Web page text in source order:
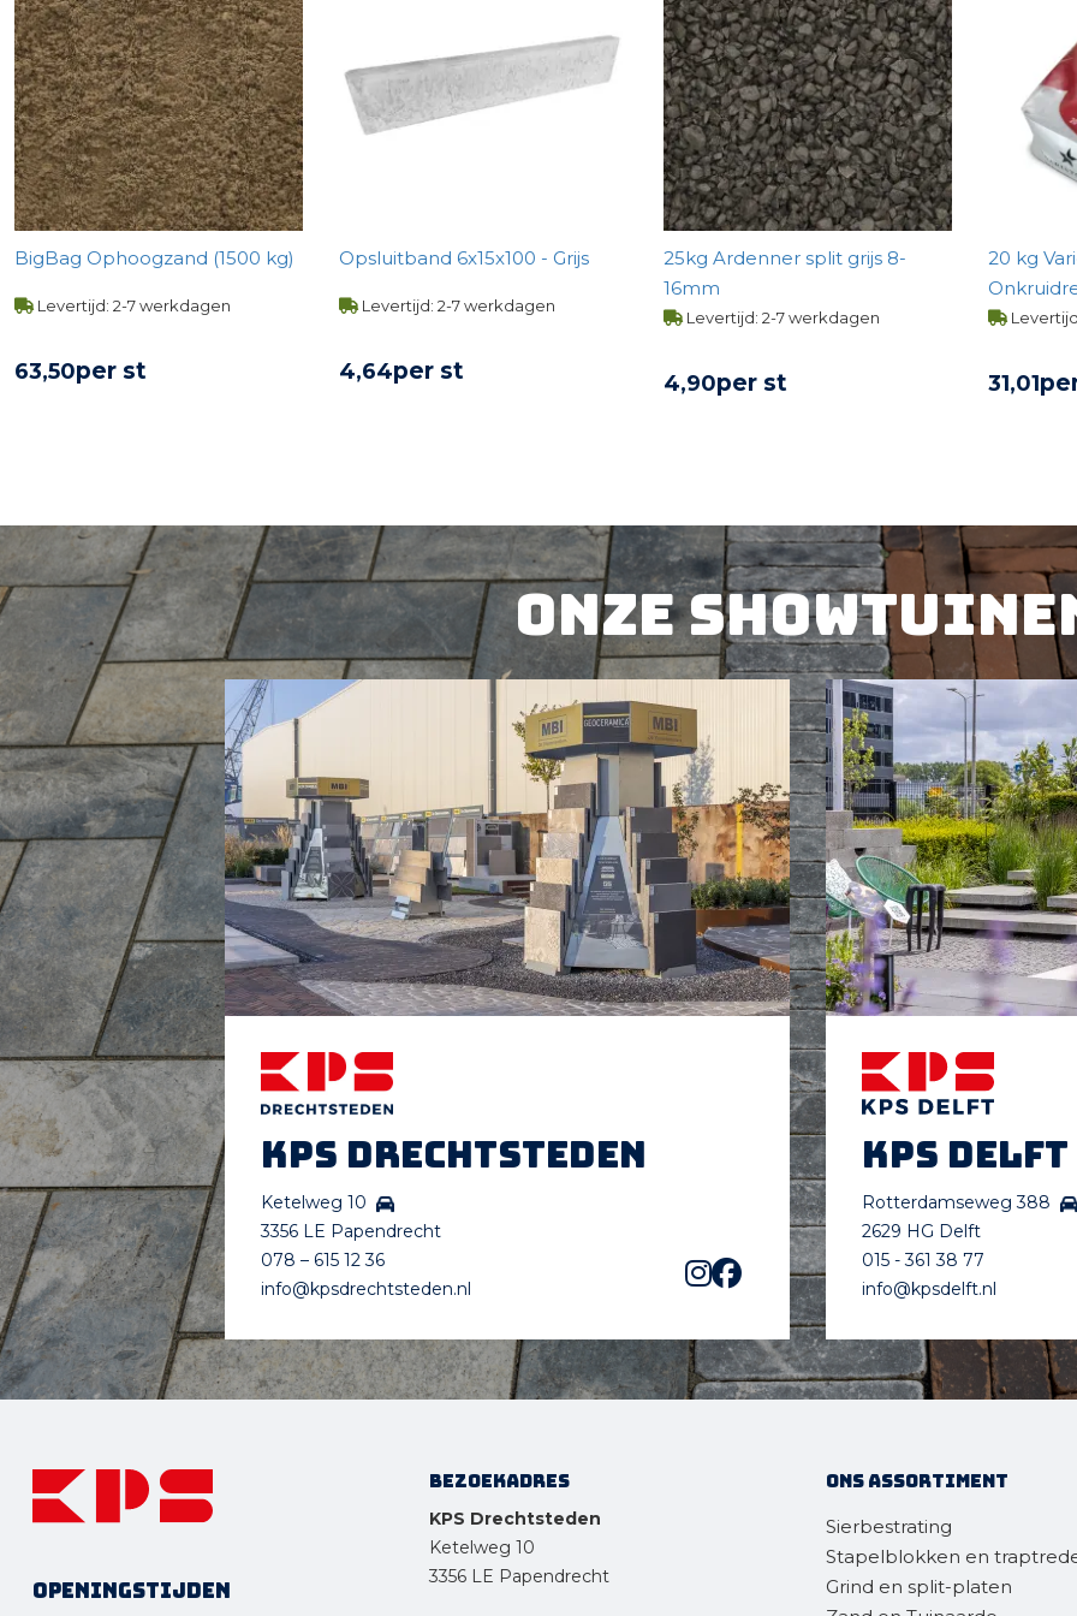
BigBag Ophoogzand (1500 kg)
Levertijd: 2-7 werkdagen
63,50per st
Opsluitband 6x15x100 - Grijs
Levertijd: 2-7 werkdagen
4,64per st
25kg Ardenner split grijs 8-
16mm
Levertijd: 2-7 werkdagen
4,90per st
20 kg
Steengrijs
31,01
Onze
KPS Drechtsteden
Ketelweg 10
3356 LE Papendrecht
078 – 615 12 36
info@kpsdrechtsteden.nl
KPS Delft
Rotterdamseweg 388
2629 HG Delft
015 - 361 38 77
info@kpsdelft.nl
Openingstijden
Bezoekadres
KPS Drechtsteden
Ketelweg 10
3356 LE Papendrecht
Ons assortiment
Sierbestrating
Stapelblokken en
Grind en split-platen